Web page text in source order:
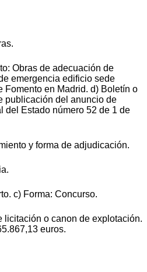
Obras de adecuación de
emergencia edificio sede
Fomento en Madrid. d) Boletín o
publicación del anuncio de
del Estado número 52 de 1 de
y forma de adjudicación.
c) Forma: Concurso.
licitación o canon de explotación.
euros.